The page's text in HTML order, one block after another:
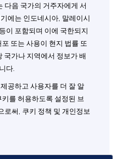
음 국가의 거주자에게 서
에는 인도네시아, 말레이시
이 포함되며 이에 국한되지
또는 사용이 현지 법률 또
국가나 지역에서 정보가 배
다.
공하고 사용자를 더 잘 알
를 허용하도록 설정된 브
로써, 쿠키 정책 및 개인정보